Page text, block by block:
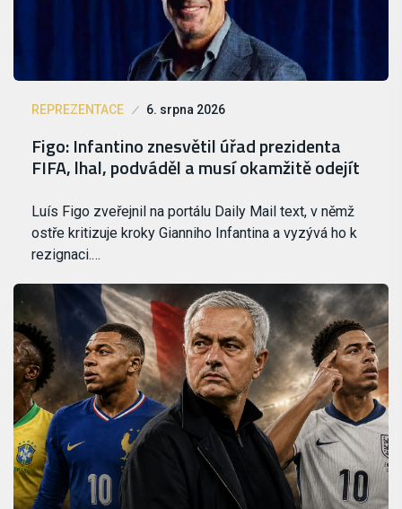
REPREZENTACE 6. srpna 2026
Figo: Infantino znesvětil úřad prezidenta
FIFA, lhal, podváděl a musí okamžitě odejít
Luís Figo zveřejnil na portálu Daily Mail text, v němž
ostře kritizuje kroky Gianniho Infantina a vyzývá ho k
rezignaci.…